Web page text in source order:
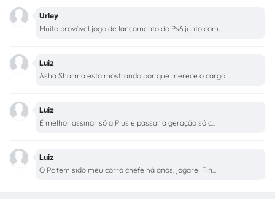
Urley
Muito provável jogo de lançamento do Ps6 junto com...
Luiz
Asha Sharma esta mostrando por que merece o cargo ...
Luiz
É melhor assinar só a Plus e passar a geração só c...
Luiz
O Pc tem sido meu carro chefe há anos, jogarei Fin...